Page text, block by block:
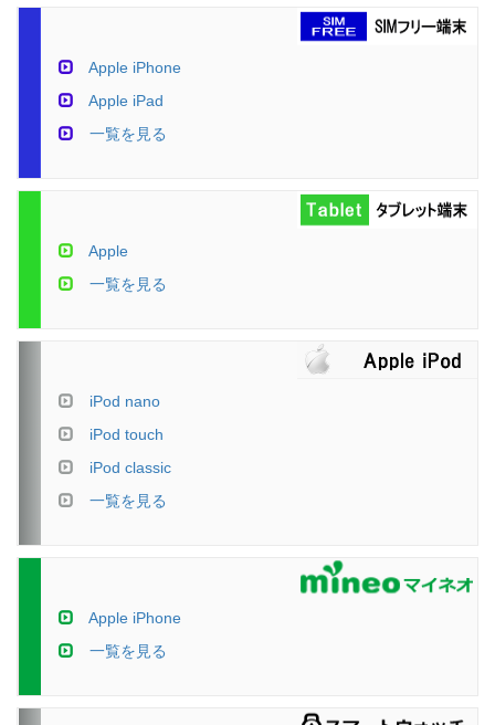
Apple iPhone
Apple iPad
一覧を見る
Apple
一覧を見る
iPod nano
iPod touch
iPod classic
一覧を見る
Apple iPhone
一覧を見る